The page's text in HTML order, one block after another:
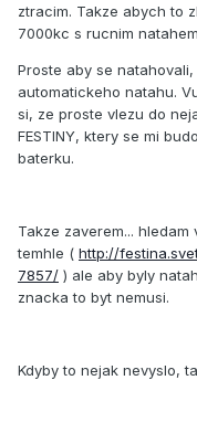
ztracim. Takze abych to
7000kc s rucnim
Proste aby se
automatickeho natahu.
si, ze proste vlezu do
FESTINY, ktery se mi
baterku.
Takze zaverem...
temhle ( http://
7857/ ) ale aby byly
znacka to byt nemusi.
Kdyby to nejak nevyslo,